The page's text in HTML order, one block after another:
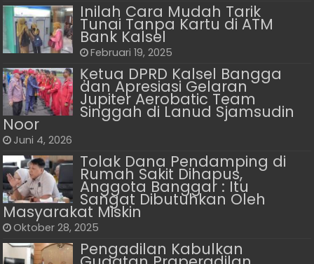
Inilah Cara Mudah Tarik
Tunai Tanpa Kartu di ATM
Bank Kalsel
Februari 19, 2025
Ķetua DPRD Kalsel Bangga
dan Apresiasi Gelaran
Jupiter Aerobatic Team
Singgah di Lanud Sjamsudin
Noor
Juni 4, 2026
Tolak Dana Pendamping di
Rumah Sakit Dihapus,
Anggota Banggar : Itu
Sangat Dibutuhkan Oleh
Masyarakat Miskin
Oktober 28, 2025
Pengadilan Kabulkan